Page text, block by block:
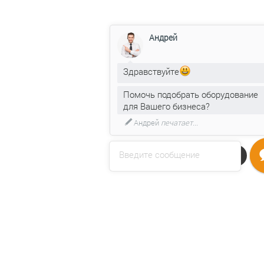
Напишите нам
Введите сообщение
Андрей
Здравствуйте
Помочь подобрать оборудование
для Вашего бизнеса?
Андрейпечатает...